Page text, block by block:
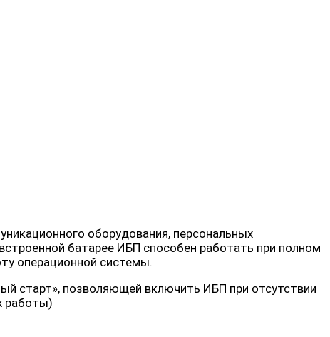
оборудования, персональных
батарее ИБП способен работать при полном
операционной системы.
старт», позволяющей включить ИБП при отсутствии
работы)